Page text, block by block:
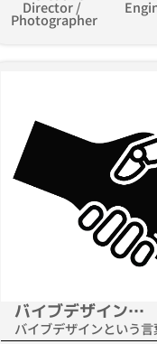
Director /
Photographer
バイブデザイン…
バイブデザインという